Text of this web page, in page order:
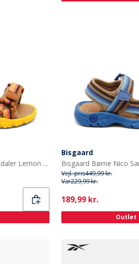
Bisgaard Børne Nico Sandaler Lemon Mix
Bisgaard
Vejl. pris449,99 kr.
Var229,99 kr.
Current
189,99 kr.
Outlet